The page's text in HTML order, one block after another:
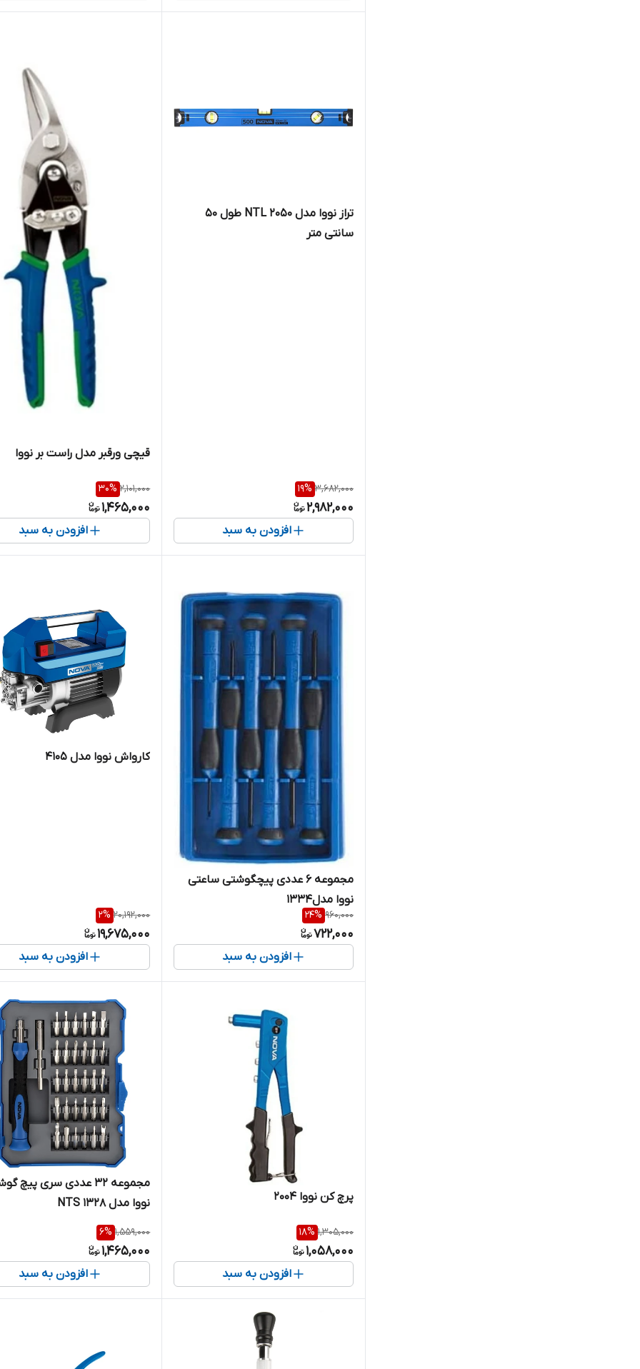
تراز نووا مدل NTL 2050 طول 50
سانتی متر
3,682,000
19%
2,982,000
افزودن به سبد
قیچی ورقبر مدل راست بر نووا
2,101,000
30%
1,465,000
افزودن به سبد
مجموعه ۶ عددی پیچگوشتی ساعتی
نووا مدل۱۳۳۴
960,000
24%
722,000
افزودن به سبد
کارواش نووا مدل 4105
20,192,000
2%
19,675,000
افزودن به سبد
پرچ کن نووا ۲۰۰۴
1,305,000
18%
1,058,000
افزودن به سبد
مجموعه 32 عددی سری پیچ
نووا مدل NTS 1328
1,559,000
6%
1,465,000
افزودن به سبد